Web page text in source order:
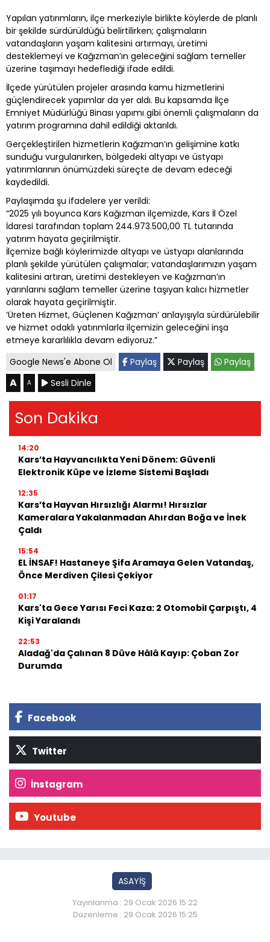
Yapılan yatırımların, ilçe merkeziyle birlikte köylerde de planlı
bir şekilde sürdürüldüğü belirtilirken; çalışmaların
vatandaşların yaşam kalitesini artırmayı, üretimi
desteklemeyi ve Kağızman’ın geleceğini sağlam temeller
üzerine taşımayı hedeflediği ifade edildi.
İlçede yürütülen projeler arasında kamu hizmetlerini
güçlendirecek yapımlar da yer aldı. Bu kapsamda İlçe
Emniyet Müdürlüğü Binası yapımı gibi önemli çalışmaların da
yatırım programına dahil edildiği aktarıldı.
Gerçekleştirilen hizmetlerin Kağızman’ın gelişimine katkı
sunduğu vurgulanırken, bölgedeki altyapı ve üstyapı
yatırımlarının önümüzdeki süreçte de devam edeceği
kaydedildi.
Paylaşımda şu ifadelere yer verildi:
“2025 yılı boyunca Kars Kağızman ilçemizde, Kars İl Özel
İdaresi tarafından toplam 244.973.500,00 TL tutarında
yatırım hayata geçirilmiştir.
İlçemize bağlı köylerimizde altyapı ve üstyapı alanlarında
planlı şekilde yürütülen çalışmalar; vatandaşlarımızın yaşam
kalitesini artıran, üretimi destekleyen ve Kağızman’ın
yarınlarını sağlam temeller üzerine taşıyan kalıcı hizmetler
olarak hayata geçirilmiştir.
‘Üreten Hizmet, Güçlenen Kağızman’ anlayışıyla sürdürülebilir
ve hizmet odaklı yatırımlarla ilçemizin geleceğini inşa
etmeye kararlılıkla devam ediyoruz.”
Google News'e Abone Ol
Paylaş Paylaş Paylaş
A A Sesli Dinle
Son Dakika
14:20
Kars’ta Hayvancılıkta Yeni Dönem: Güvenli
Elektronik Küpe ve İzleme Sistemi Başladı
12:35
Kars’ta Hayvan Hırsızlığı Alarmı! Hırsızlar
Kameralara Yakalanmadan Ahırdan Boğa ve İnek
Çaldı
15:54
EL İNSAF! Hastaneye Şifa Aramaya Gelen Vatandaş,
Önce Merdiven Çilesi Çekiyor
01:17
Kars'ta Gece Yarısı Feci Kaza: 2 Otomobil Çarpıştı, 4
Kişi Yaralandı
22:53
Aladağ'da Çalınan 8 Düve Hâlâ Kayıp: Çoban Zor
Durumda
Facebook
Twitter
İnstagram
Youtube
ASAYİŞ
Yayınlanma : 29 Ocak 2026 15:22
Düzenleme : 29 Ocak 2026 15:25